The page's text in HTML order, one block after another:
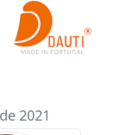
2021